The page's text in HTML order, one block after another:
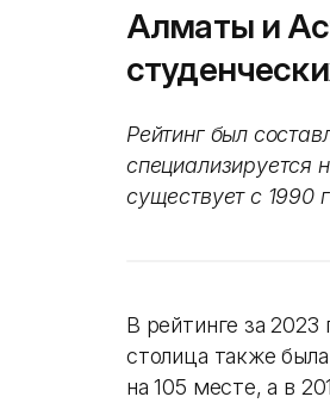
Алматы и
Рейтинг был
специализируется
существует с 1990
В рейтинге за
столица также
на 105 месте, а в